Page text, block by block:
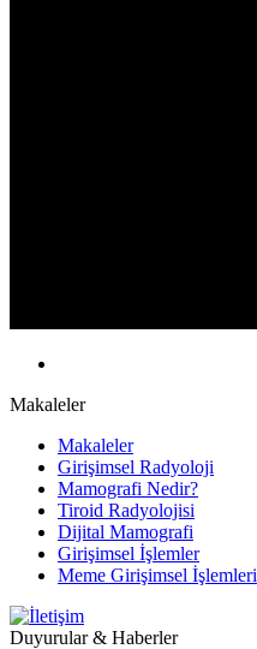
Makaleler
Makaleler
Girişimsel Radyoloji
Mamografi Nedir?
Tiroid Radyolojisi
Dijital Mamografi
Girişimsel İşlemler
Meme Girişimsel İşlemleri
Duyurular & Haberler